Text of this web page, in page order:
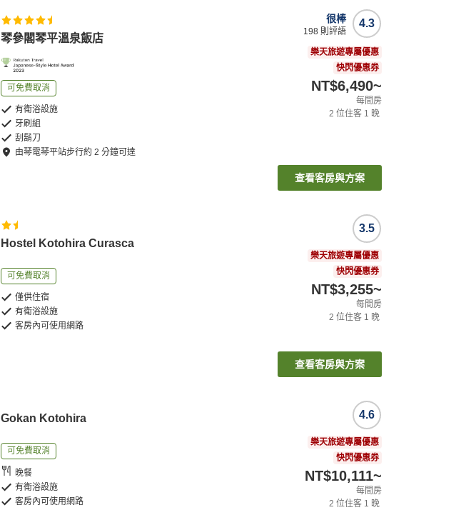
琴參閣琴平溫泉飯店
可免費取消
有衛浴設施
牙刷組
刮鬍刀
由琴電琴平站步行約2 分鐘可達
4.3
很棒
198 則評語
樂天旅遊專屬優惠
快閃優惠券
NT$6,490~
每間房
2 位住客 1 晚
查看客房與方案
Hostel Kotohira Curasca
可免費取消
僅供住宿
有衛浴設施
客房內可使用網路
3.5
樂天旅遊專屬優惠
快閃優惠券
NT$3,255~
每間房
2 位住客 1 晚
查看客房與方案
Gokan Kotohira
可免費取消
晚餐
有衛浴設施
客房內可使用網路
4.6
樂天旅遊專屬優惠
快閃優惠券
NT$10,111~
每間房
2 位住客 1 晚